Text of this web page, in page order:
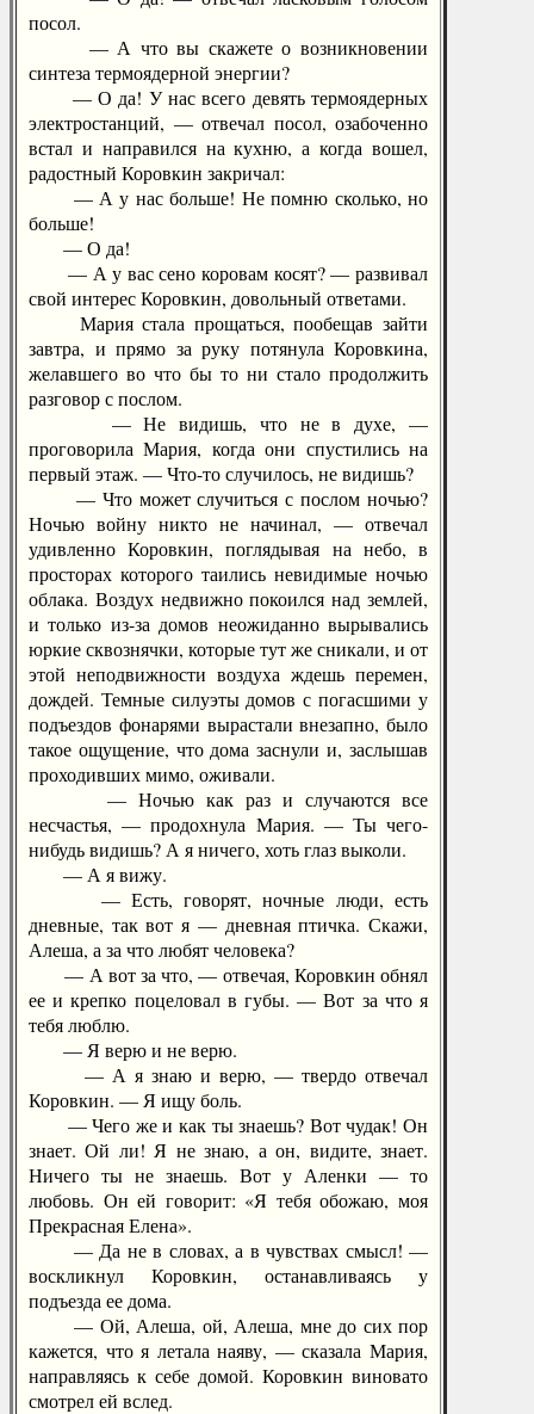
посол.
— А что вы скажете о возникновении
синтеза термоядерной энергии?
— О да! У нас всего девять термоядерных
электростанций, — отвечал посол, озабоченно
встал и направился на кухню, а когда вошел,
радостный Коровкин закричал:
— А у нас больше! Не помню сколько, но
больше!
— О да!
— А у вас сено коровам косят? — развивал
свой интерес Коровкин, довольный ответами.
Мария стала прощаться, пообещав зайти
завтра, и прямо за руку потянула Коровкина,
желавшего во что бы то ни стало продолжить
разговор с послом.
— Не видишь, что не в духе, —
проговорила Мария, когда они спустились на
первый этаж. — Что-то случилось, не видишь?
— Что может случиться с послом ночью?
Ночью войну никто не начинал, — отвечал
удивленно Коровкин, поглядывая на небо, в
просторах которого таились невидимые ночью
облака. Воздух недвижно покоился над землей,
и только из-за домов неожиданно вырывались
юркие сквознячки, которые тут же сникали, и от
этой неподвижности воздуха ждешь перемен,
дождей. Темные силуэты домов с погасшими у
подъездов фонарями вырастали внезапно, было
такое ощущение, что дома заснули и, заслышав
проходивших мимо, оживали.
— Ночью как раз и случаются все
несчастья, — продохнула Мария. — Ты чего-
нибудь видишь? А я ничего, хоть глаз выколи.
— А я вижу.
— Есть, говорят, ночные люди, есть
дневные, так вот я — дневная птичка. Скажи,
Алеша, а за что любят человека?
— А вот за что, — отвечая, Коровкин обнял
ее и крепко поцеловал в губы. — Вот за что я
тебя люблю.
— Я верю и не верю.
— А я знаю и верю, — твердо отвечал
Коровкин. — Я ищу боль.
— Чего же и как ты знаешь? Вот чудак! Он
знает. Ой ли! Я не знаю, а он, видите, знает.
Ничего ты не знаешь. Вот у Аленки — то
любовь. Он ей говорит: «Я тебя обожаю, моя
Прекрасная Елена».
— Да не в словах, а в чувствах смысл! —
воскликнул Коровкин, останавливаясь у
подъезда ее дома.
— Ой, Алеша, ой, Алеша, мне до сих пор
кажется, что я летала наяву, — сказала Мария,
направляясь к себе домой. Коровкин виновато
смотрел ей вслед.